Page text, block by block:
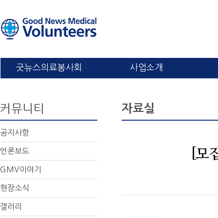
굿뉴스의료봉사회 사업소개
커뮤니티
공지사항
언론보도
GMV이야기
현장소식
갤러리
자료실
[모